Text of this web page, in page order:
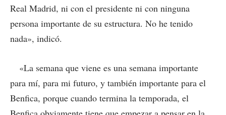
Real Madrid, ni con el presidente ni con ninguna
persona importante de su estructura. No he tenido
nada», indicó.
«La semana que viene es una semana importante
para mí, para mi futuro, y también importante para el
Benfica, porque cuando termina la temporada, el